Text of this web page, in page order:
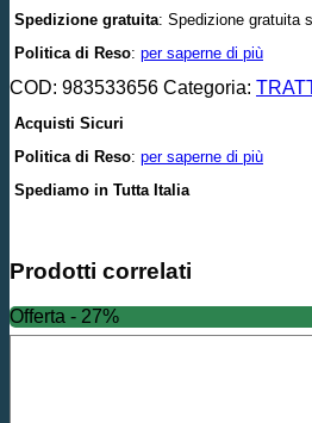
Spedizione gratuita: Spedizione gratuita
Politica di Reso: per saperne di più
COD: 983533656 Categoria:
Acquisti Sicuri
Politica di Reso: per saperne di più
Spediamo in Tutta Italia
Prodotti correlati
Offerta - 27%